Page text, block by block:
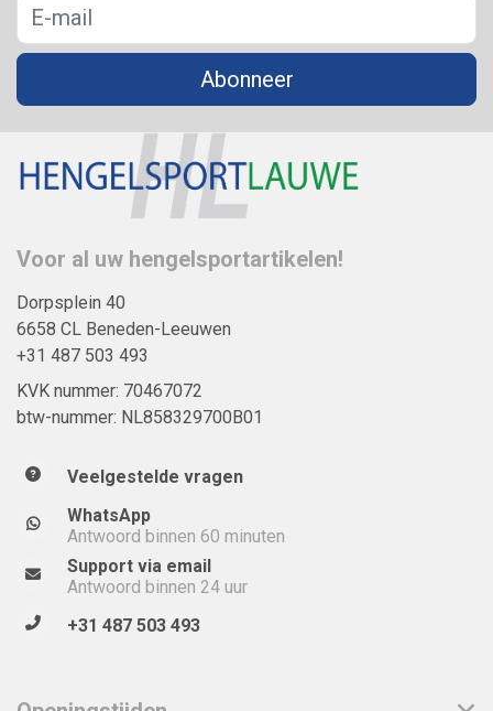
Abonneer
Voor al uw hengelsportartikelen!
Dorpsplein 40
6658 CL Beneden-Leeuwen
+31 487 503 493
KVK nummer: 70467072
btw-nummer: NL858329700B01
Veelgestelde vragen
WhatsApp
Antwoord binnen 60 minuten
Support via email
Antwoord binnen 24 uur
+31 487 503 493